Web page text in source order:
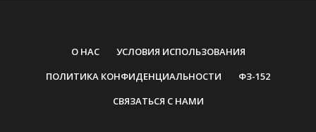
О НАС
УСЛОВИЯ ИСПОЛЬЗОВАНИЯ
ПОЛИТИКА КОНФИДЕНЦИАЛЬНОСТИ
ФЗ-152
СВЯЗАТЬСЯ С НАМИ